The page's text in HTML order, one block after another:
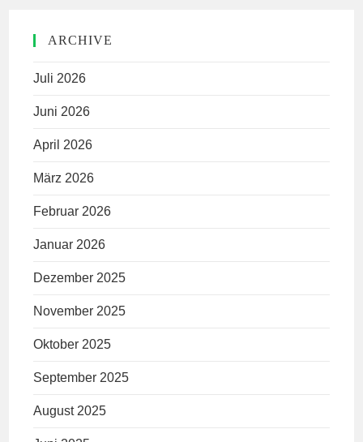
ARCHIVE
Juli 2026
Juni 2026
April 2026
März 2026
Februar 2026
Januar 2026
Dezember 2025
November 2025
Oktober 2025
September 2025
August 2025